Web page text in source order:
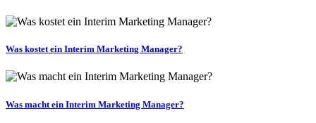
Was kostet ein Interim Marketing Manager?
Was macht ein Interim Marketing Manager?